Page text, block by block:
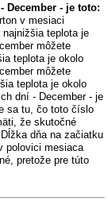
December - je toto:
v mesiaci
teplota je
môžete
teplota je okolo
môžete
teplota je okolo
dní - December - je
sa tu, čo toto číslo
že skutočné
dňa na začiatku
polovici mesiaca
pretože pre túto